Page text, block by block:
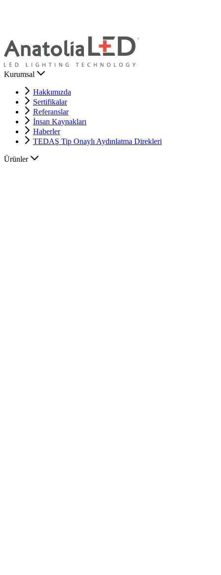
Kurumsal
Hakkımızda
Sertifikalar
Referanslar
İnsan Kaynakları
Haberler
TEDAŞ Tip Onaylı Aydınlatma Direkleri
Ürünler